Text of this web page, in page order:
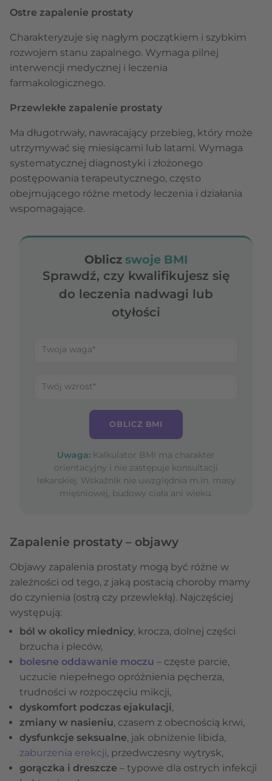
Ostre zapalenie prostaty
Charakteryzuje się nagłym początkiem i szybkim
rozwojem stanu zapalnego. Wymaga pilnej
interwencji medycznej i leczenia
farmakologicznego.
Przewlekłe zapalenie prostaty
Ma długotrwały, nawracający przebieg, który może
utrzymywać się miesiącami lub latami. Wymaga
systematycznej diagnostyki i złożonego
postępowania terapeutycznego, często
obejmującego różne metody leczenia i działania
wspomagające.
Oblicz swoje BMI
Sprawdź, czy kwalifikujesz się
do leczenia nadwagi lub
otyłości
OBLICZ BMI
Uwaga: Kalkulator BMI ma charakter
orientacyjny i nie zastępuje konsultacji
lekarskiej. Wskaźnik nie uwzględnia m.in. masy
mięśniowej, budowy ciała ani wieku.
Zapalenie prostaty – objawy
Objawy zapalenia prostaty mogą być różne w
zależności od tego, z jaką postacią choroby mamy
do czynienia (ostrą czy przewlekłą). Najczęściej
występują:
ból w okolicy miednicy, krocza, dolnej części
brzucha i pleców,
bolesne oddawanie moczu – częste parcie,
uczucie niepełnego opróżnienia pęcherza,
trudności w rozpoczęciu mikcji,
dyskomfort podczas ejakulacji,
zmiany w nasieniu, czasem z obecnością krwi,
dysfunkcje seksualne, jak obniżenie libida,
zaburzenia erekcji, przedwczesny wytrysk,
gorączka i dreszcze – typowe dla ostrych infekcji